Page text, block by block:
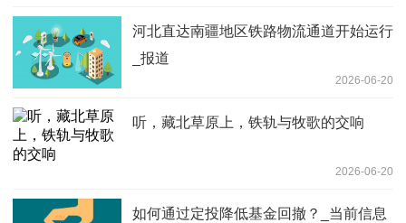
河北直达南疆地区铁路物流通道开始运行
_报道
2026-06-20
听，藏北草原上，铁轨与牧歌的交响
2026-06-20
如何通过定投降低基金回撤？_当前信息